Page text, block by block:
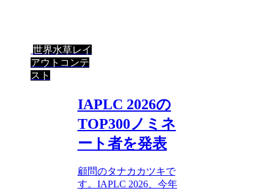
世界水草レイ
アウトコンテ
スト
IAPLC 2026の
TOP300ノミネ
ート者を発表
顧問のタナカカツキで
す。IAPLC 2026、今年